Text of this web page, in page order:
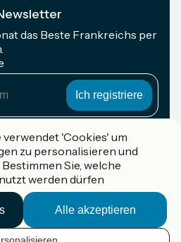
das Beste Frankreichs per
Destination France
verwendet 'Cookies' um
zu personalisieren und
Sie, welche
werden dürfen
Alle akzeptieren